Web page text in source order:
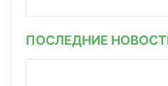
ПОСЛЕДНИЕ